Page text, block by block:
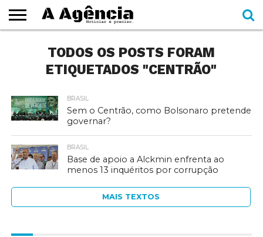
CADERNOS
SEÇÕES
ESPECIAIS
COMO
AJUDAR
CONTATOTODOS OS POSTS FORAM
ETIQUETADOS "CENTRÃO"
BRASIL
Sem o Centrão, como Bolsonaro pretende
governar?
BRASIL
Base de apoio a Alckmin enfrenta ao
menos 13 inquéritos por corrupção
MAIS TEXTOS